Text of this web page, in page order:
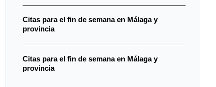
Citas para el fin de semana en Málaga y
provincia
Citas para el fin de semana en Málaga y
provincia